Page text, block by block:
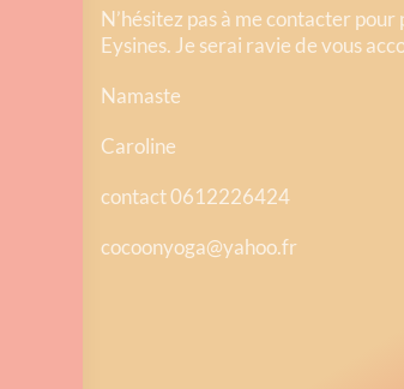
N’hésitez pas à me contacter
Eysines. Je serai ravie de vous
Namaste
Caroline
contact 0612226424
cocoonyoga@yahoo.fr